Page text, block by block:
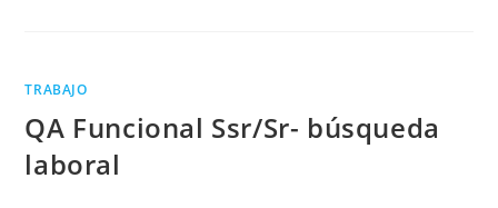
TRABAJO
QA Funcional Ssr/Sr- búsqueda
laboral